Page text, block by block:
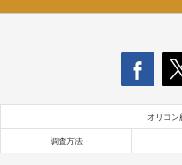
オリコン
調査方法